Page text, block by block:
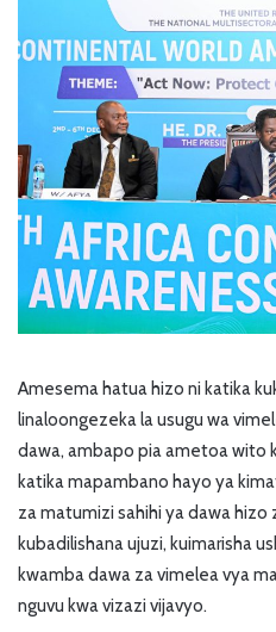
Amesema hatua hizo ni katika
linaloongezeka la usugu wa
dawa, ambapo pia ametoa wito
katika mapambano hayo ya
za matumizi sahihi ya dawa hizo
kubadilishana ujuzi, kuimarisha
kwamba dawa za vimelea vya
nguvu kwa vizazi vijavyo.